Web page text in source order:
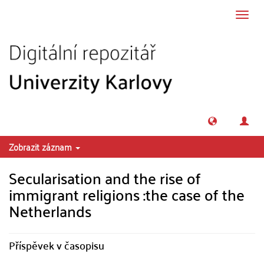
Zobrazit záznam
Secularisation and the rise of
immigrant religions :the case of the
Netherlands
Příspěvek v časopisu